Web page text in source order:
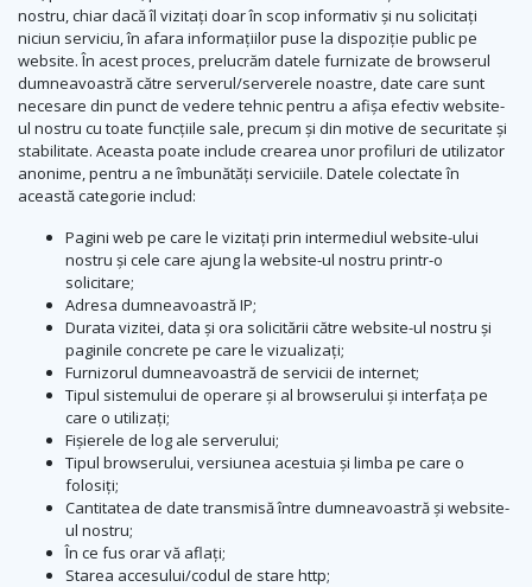
nostru, chiar dacă îl vizitați doar în scop informativ și nu solicitați
niciun serviciu, în afara informațiilor puse la dispoziție public pe
website. În acest proces, prelucrăm datele furnizate de browserul
dumneavoastră către serverul/serverele noastre, date care sunt
necesare din punct de vedere tehnic pentru a afișa efectiv website-
ul nostru cu toate funcțiile sale, precum și din motive de securitate și
stabilitate. Aceasta poate include crearea unor profiluri de utilizator
anonime, pentru a ne îmbunătăți serviciile. Datele colectate în
această categorie includ:
Pagini web pe care le vizitați prin intermediul website-ului
nostru și cele care ajung la website-ul nostru printr-o
solicitare;
Adresa dumneavoastră IP;
Durata vizitei, data și ora solicitării către website-ul nostru și
paginile concrete pe care le vizualizați;
Furnizorul dumneavoastră de servicii de internet;
Tipul sistemului de operare și al browserului și interfața pe
care o utilizați;
Fișierele de log ale serverului;
Tipul browserului, versiunea acestuia și limba pe care o
folosiți;
Cantitatea de date transmisă între dumneavoastră și website-
ul nostru;
În ce fus orar vă aflați;
Starea accesului/codul de stare http;